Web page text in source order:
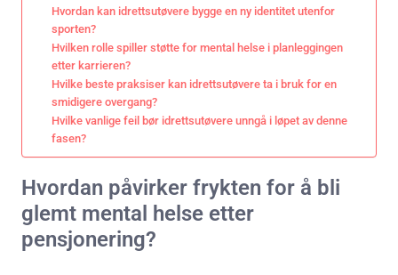
Hvordan kan idrettsutøvere bygge en ny identitet utenfor
sporten?
Hvilken rolle spiller støtte for mental helse i planleggingen
etter karrieren?
Hvilke beste praksiser kan idrettsutøvere ta i bruk for en
smidigere overgang?
Hvilke vanlige feil bør idrettsutøvere unngå i løpet av denne
fasen?
Hvordan påvirker frykten for å bli
glemt mental helse etter
pensjonering?